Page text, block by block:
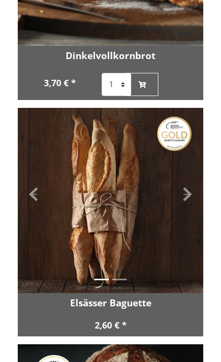
Dinkelvollkornbrot
3,70 € *
Zurück Vor
Elsässer Baguette
2,60 € *